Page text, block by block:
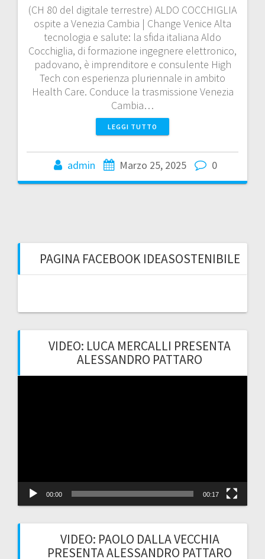
(CH 80 del digitale terrestre) ALDO COCCHIGLIA
ospite a Venezia Cambia | Change Venice Alta
tecnologia e salute: la sfida italiana Aldo
Cocchiglia, di formazione ingegnere elettronico,
padovano, è imprenditore e consulente High
Tech con esperienza pluriennale in ambito
Health Care. Conduce la trasmissione Venezia
Cambia…
LEGGI TUTTO
admin Marzo 25, 2025 0
PAGINA FACEBOOK IDEASOSTENIBILE
VIDEO: LUCA MERCALLI PRESENTA
ALESSANDRO PATTARO
00:00 00:17
VIDEO: PAOLO DALLA VECCHIA
PRESENTA ALESSANDRO PATTARO